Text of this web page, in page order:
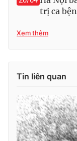
Ðiện thoại Thời báo
Liên hệ quảng cáo:
trị ca
Xem thêm
Tin liên quan